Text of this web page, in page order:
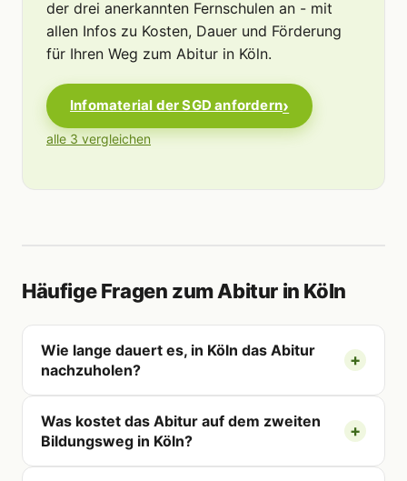
der drei anerkannten Fernschulen an - mit
allen Infos zu Kosten, Dauer und Förderung
für Ihren Weg zum Abitur in Köln.
Infomaterial der SGD anfordern
alle 3 vergleichen
Häufige Fragen zum Abitur in Köln
Wie lange dauert es, in Köln das Abitur
nachzuholen?
Was kostet das Abitur auf dem zweiten
Bildungsweg in Köln?